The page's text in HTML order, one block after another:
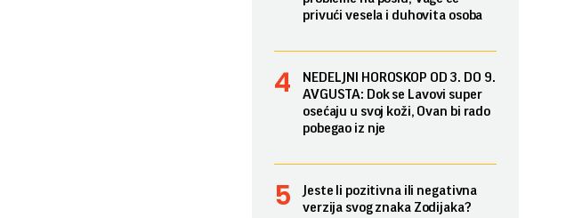
privući vesela i duhovita osoba
NEDELJNI HOROSKOP OD 3. DO 9.
AVGUSTA: Dok se Lavovi super
osećaju u svoj koži, Ovan bi rado
pobegao iz nje
Jeste li pozitivna ili negativna
verzija svog znaka Zodijaka?